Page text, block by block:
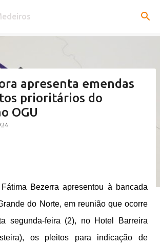
para o conteúdo principal
apresenta emendas
prioritários do
OGU
Bezerra apresentou à bancada
do Norte, em reunião que ocorre
segunda-feira (2), no Hotel Barreira
os pleitos para indicação de